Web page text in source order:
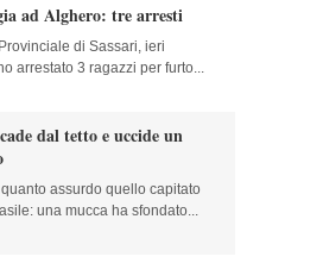
ad Alghero: tre arresti
di Sassari, ieri
arrestato 3 ragazzi per furto...
dal tetto e uccide un
assurdo quello capitato
una mucca ha sfondato...